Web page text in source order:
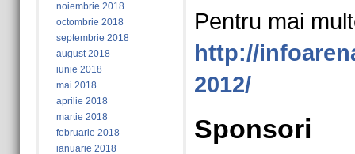
noiembrie 2018
octombrie 2018
septembrie 2018
august 2018
iunie 2018
mai 2018
aprilie 2018
martie 2018
februarie 2018
ianuarie 2018
Pentru mai
http://
2012/
Sponsori